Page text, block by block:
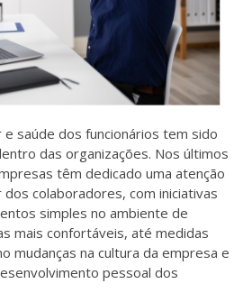
saúde dos funcionários tem sido
das organizações. Nos últimos
têm dedicado uma atenção
colaboradores, com iniciativas
simples no ambiente de
mais confortáveis, até medidas
mudanças na cultura da empresa e
pessoal dos